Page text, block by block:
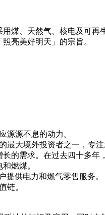
煤、天然气、核电及可再
亮美好明天」的宗旨。
源源不息的动力。
最大境外投资者之一，专
的需求。在过去四十多年
燃煤。
提供电力和燃气零售服务。
链。